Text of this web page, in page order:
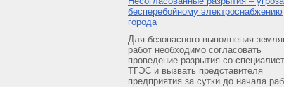
бесперебойному электроснабжению
города
Для безопасного выполнения
работ необходимо согласовать
проведение разрытия со
ТГЭС и вызвать представителя
предприятия за сутки до начала